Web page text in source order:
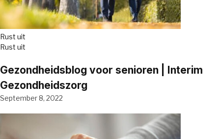
Rust uit
Rust uit
Gezondheidsblog voor senioren | Interim
Gezondheidszorg
September 8, 2022